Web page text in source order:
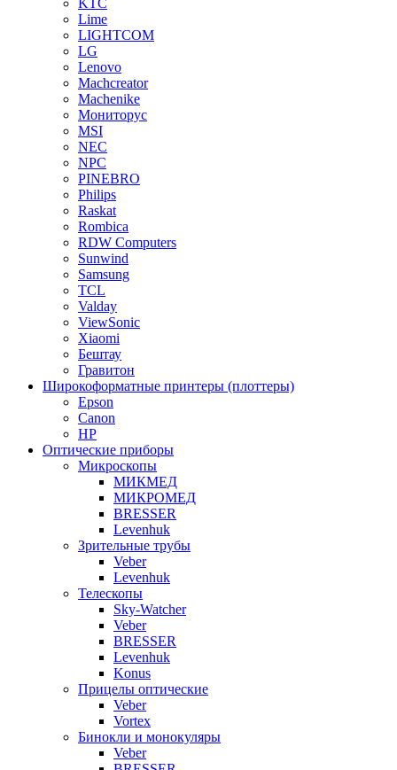
KTC
Lime
LIGHTCOM
LG
Lenovo
Machcreator
Machenike
Мониторус
MSI
NEC
NPC
PINEBRO
Philips
Raskat
Rombica
RDW Computers
Sunwind
Samsung
TCL
Valday
ViewSonic
Xiaomi
Бештау
Гравитон
Широкоформатные принтеры (плоттеры)
Epson
Canon
HP
Оптические приборы
Микроскопы
МИКМЕД
МИКРОМЕД
BRESSER
Levenhuk
Зрительные трубы
Veber
Levenhuk
Телескопы
Sky-Watcher
Veber
BRESSER
Levenhuk
Konus
Прицелы оптические
Veber
Vortex
Бинокли и монокуляры
Veber